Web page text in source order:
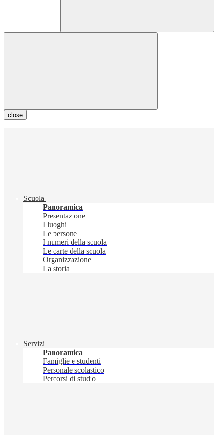
close
Scuola
Panoramica
Presentazione
I luoghi
Le persone
I numeri della scuola
Le carte della scuola
Organizzazione
La storia
Servizi
Panoramica
Famiglie e studenti
Personale scolastico
Percorsi di studio